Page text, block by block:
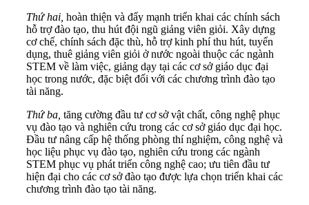
Thứ hai, hoàn thiện và đẩy mạnh triển khai các chính sách
hỗ trợ đào tạo, thu hút đội ngũ giảng viên giỏi. Xây dựng
cơ chế, chính sách đặc thù, hỗ trợ kinh phí thu hút, tuyển
dụng, thuê giảng viên giỏi ở nước ngoài thuộc các ngành
STEM về làm việc, giảng dạy tại các cơ sở giáo dục đại
học trong nước, đặc biệt đối với các chương trình đào tạo
tài năng.
Thứ ba, tăng cường đầu tư cơ sở vật chất, công nghệ phục
vụ đào tạo và nghiên cứu trong các cơ sở giáo dục đại học.
Đầu tư nâng cấp hệ thống phòng thí nghiệm, công nghệ và
học liệu phục vụ đào tạo, nghiên cứu trong các ngành
STEM phục vụ phát triển công nghệ cao; ưu tiên đầu tư
hiện đại cho các cơ sở đào tạo được lựa chọn triển khai các
chương trình đào tạo tài năng.